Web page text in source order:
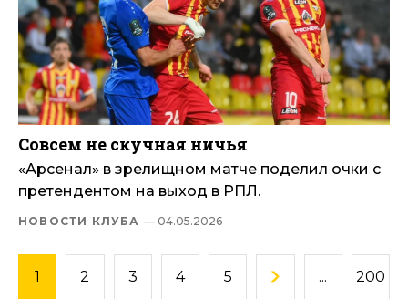
Совсем не скучная ничья
«Арсенал» в зрелищном матче поделил очки с
претендентом на выход в РПЛ.
НОВОСТИ КЛУБА — 04.05.2026
1 2 3 4 5 ... 200